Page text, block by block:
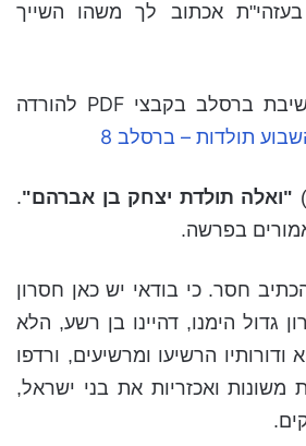
אכתוב לך משהו השייך
העלון השבועי של ישיבת ברסלב בקבצי PDF להורדה
תולדות – ברסלב 8
"ואלה תולדת יצחק בן אברהם".
בפרשה.
חסר. כי בודאי יש כאן חסרון
גדול הימנו, דהיינו בן רשע, הלא
הרשיעו ומרשיעים, ורדפו
משונות ואכזריות את בני ישראל,